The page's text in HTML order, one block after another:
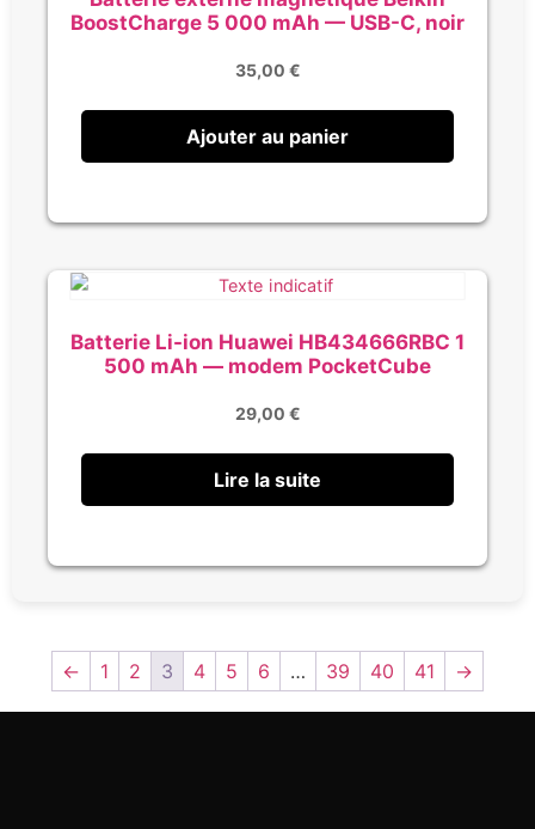
BoostCharge 5 000 mAh — USB-C, noir
35,00 €
Ajouter au panier
Batterie Li-ion Huawei HB434666RBC 1
500 mAh — modem PocketCube
29,00 €
Lire la suite
← 1 2 3 4 5 6 … 39 40 41 →